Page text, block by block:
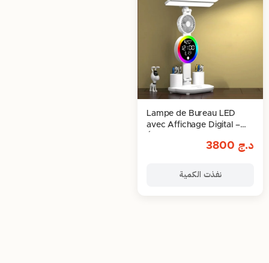
Lampe de Bureau LED
avec Affichage Digital –
د.ج
نفذت الكمية